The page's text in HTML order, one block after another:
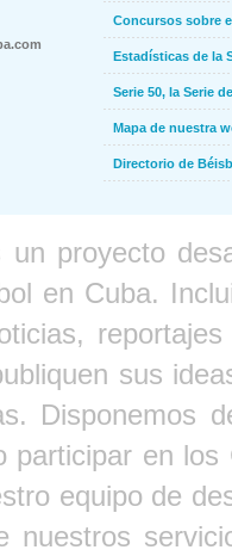
Concursos sobre
Estadísticas de la
Serie 50, la Serie
Mapa de nuestra
Directorio de
un proyecto
en Cuba.
sus
Disponemos
participar en
equipo de
nuestros